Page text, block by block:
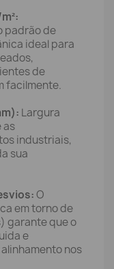
padrão de
ideal para
de
facilmente.
Largura
as
industriais,
sua
O
em torno de
garante que o
e
nos